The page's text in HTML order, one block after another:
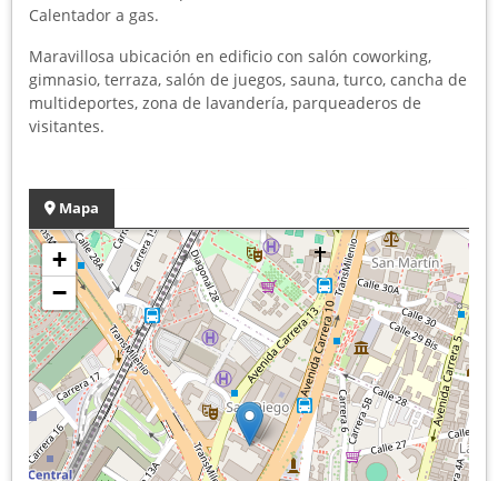
Calentador a gas.
Maravillosa ubicación en edificio con salón coworking,
gimnasio, terraza, salón de juegos, sauna, turco, cancha de
multideportes, zona de lavandería, parqueaderos de
visitantes.
Mapa
+
−